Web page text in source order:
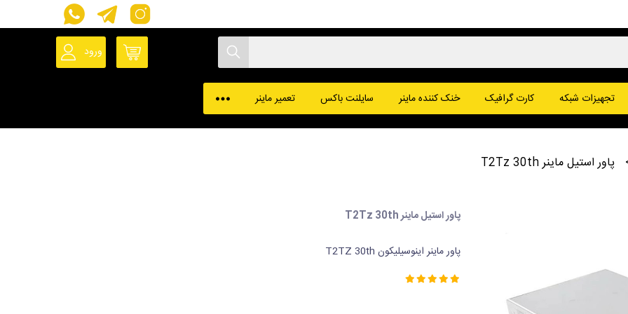
ورود
کوین
تجهیزات شبکه کارت گرافیک خنک کننده ماینر سایلنت باکس تعمیر ماینر
حساب کاربری
پروفایل ماینر
پاور استیل ماینر T2Tz 30th
پاور استیل ماینر T2Tz 30th
پاور ماینر اینوسیلیکون T2TZ 30th